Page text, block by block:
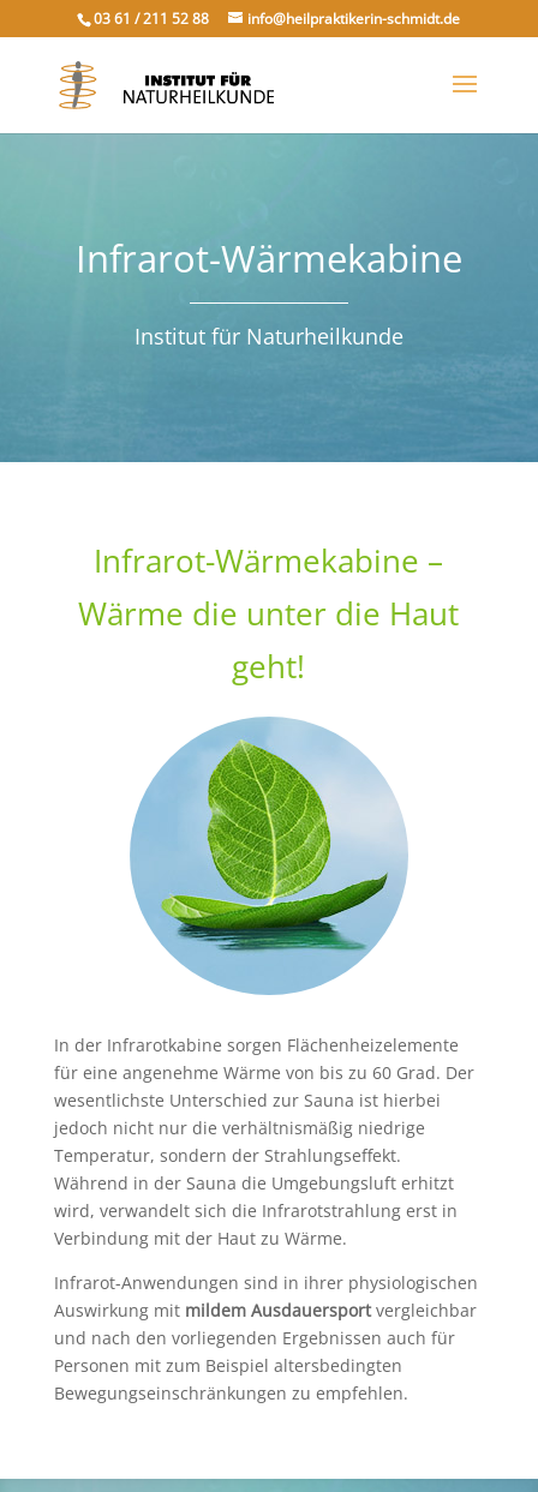
03 61 / 211 52 88 info@heilpraktikerin-schmidt.de
Infrarot-Wärmekabine
Institut für Naturheilkunde
Infrarot-Wärmekabine –
Wärme die unter die Haut
geht!
In der Infrarotkabine sorgen Flächenheizelemente
für eine angenehme Wärme von bis zu 60 Grad. Der
wesentlichste Unterschied zur Sauna ist hierbei
jedoch nicht nur die verhältnismäßig niedrige
Temperatur, sondern der Strahlungseffekt.
Während in der Sauna die Umgebungsluft erhitzt
wird, verwandelt sich die Infrarotstrahlung erst in
Verbindung mit der Haut zu Wärme.
Infrarot-Anwendungen sind in ihrer physiologischen
Auswirkung mit mildem Ausdauersportvergleichbar
und nach den vorliegenden Ergebnissen auch für
Personen mit zum Beispiel altersbedingten
Bewegungseinschränkungen zu empfehlen.